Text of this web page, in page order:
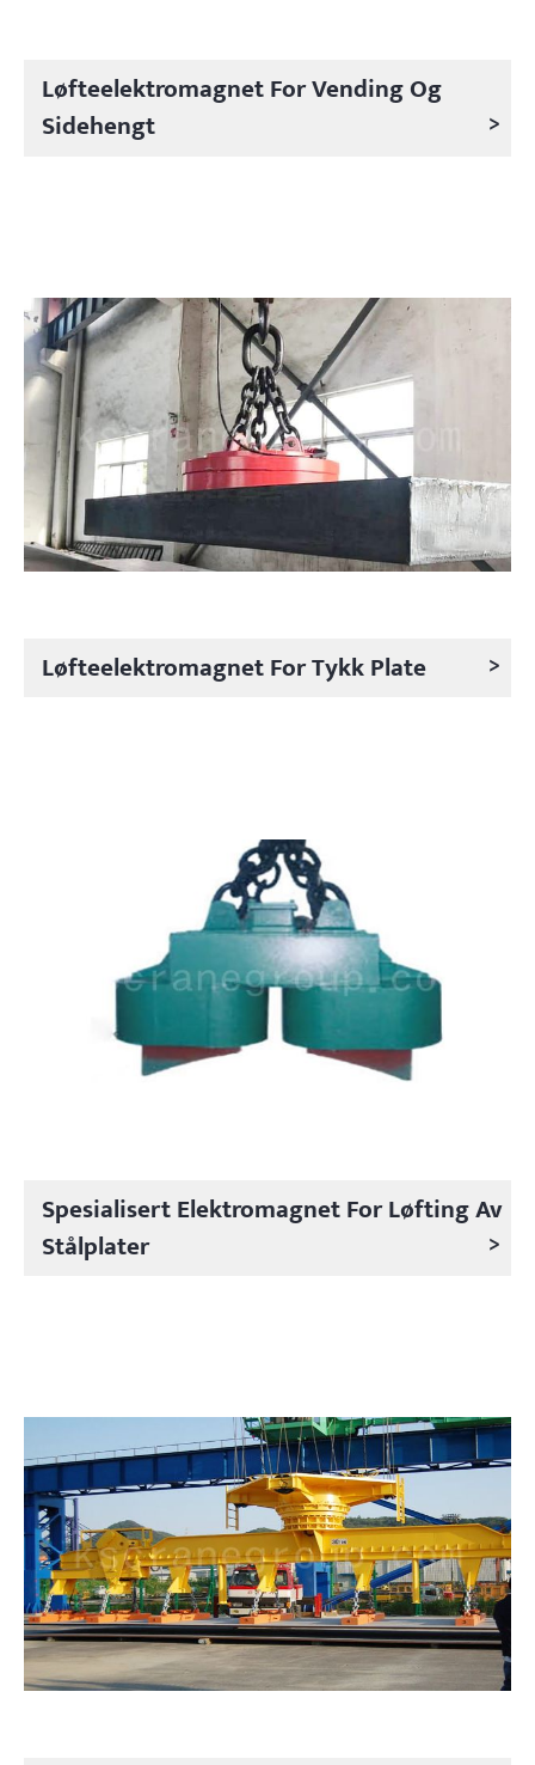
Løfteelektromagnet For Vending Og
Sidehengt
>
Løfteelektromagnet For Tykk Plate >
Spesialisert Elektromagnet For Løfting Av
Stålplater
>